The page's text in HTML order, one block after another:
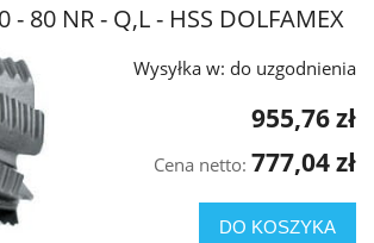
- 80 NR - Q,L - HSS DOLFAMEX
Wysyłka w: do uzgodnienia
955,76 zł
Cena netto: 777,04 zł
DO KOSZYKA